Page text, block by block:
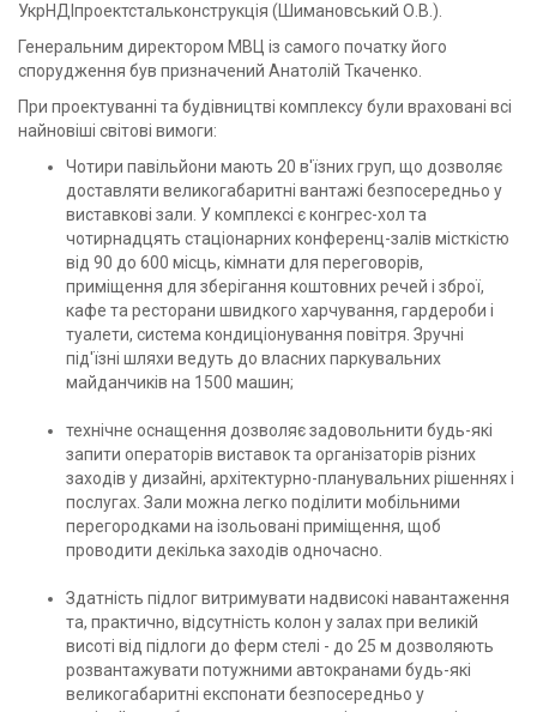
УкрНДІпроектстальконструкція (Шимановський О.В.).
Генеральним директором МВЦ із самого початку його
спорудження був призначений Анатолій Ткаченко.
При проектуванні та будівництві комплексу були враховані всі
найновіші світові вимоги:
Чотири павільйони мають 20 в'їзних груп, що дозволяє
доставляти великогабаритні вантажі безпосередньо у
виставкові зали. У комплексі є конгрес-хол та
чотирнадцять стаціонарних конференц-залів місткістю
від 90 до 600 місць, кімнати для переговорів,
приміщення для зберігання коштовних речей і зброї,
кафе та ресторани швидкого харчування, гардероби і
туалети, система кондиціонування повітря. Зручні
під'їзні шляхи ведуть до власних паркувальних
майданчиків на 1500 машин;
технічне оснащення дозволяє задовольнити будь-які
запити операторів виставок та організаторів різних
заходів у дизайні, архітектурно-планувальних рішеннях і
послугах. Зали можна легко поділити мобільними
перегородками на ізольовані приміщення, щоб
проводити декілька заходів одночасно.
Здатність підлог витримувати надвисокі навантаження
та, практично, відсутність колон у залах при великій
висоті від підлоги до ферм стелі - до 25 м дозволяють
розвантажувати потужними автокранами будь-які
великогабаритні експонати безпосередньо у